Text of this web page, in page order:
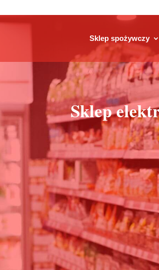
Sklep spożywczy
Sklep